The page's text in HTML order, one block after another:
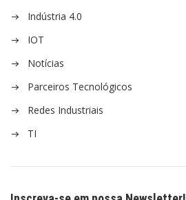
Indústria 4.0
IOT
Notícias
Parceiros Tecnológicos
Redes Industriais
TI